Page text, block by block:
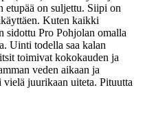
etupää on suljettu. Siipi on
Kuten kaikki
sidottu Pro Pohjolan omalla
Uinti todella saa kalan
toimivat kokokauden ja
veden aikaan ja
juurikaan uiteta. Pituutta